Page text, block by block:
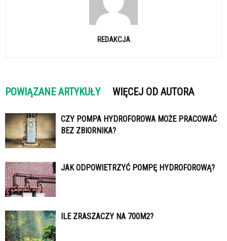
REDAKCJA
POWIĄZANE ARTYKUŁY WIĘCEJ OD AUTORA
CZY POMPA HYDROFOROWA MOŻE PRACOWAĆ
BEZ ZBIORNIKA?
JAK ODPOWIETRZYĆ POMPĘ HYDROFOROWĄ?
ILE ZRASZACZY NA 700M2?